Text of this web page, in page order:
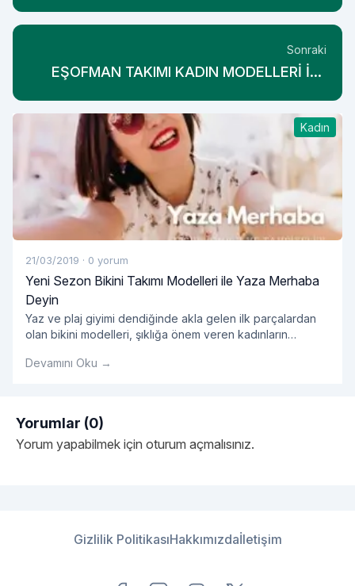
Sonraki
EŞOFMAN TAKIMI KADIN MODELLERİ İLE
Kadın
21/03/2019 · 0 yorum
Yeni Sezon Bikini Takımı Modelleri ile Yaza Merhaba
Deyin
Yaz ve plaj giyimi dendiğinde akla gelen ilk parçalardan
olan bikini modelleri, şıklığa önem veren kadınların
birlikte yeni sezon bikini modelleri de özellikle kadın
sezon ürünlerini sizlerle buluşturan Enntrend, farklı beden
ve alternatif renk
Devamını Oku →
Yorumlar (0)
Yorum yapabilmek için oturum açmalısınız.
Gizlilik PolitikasıHakkımızdaİletişim